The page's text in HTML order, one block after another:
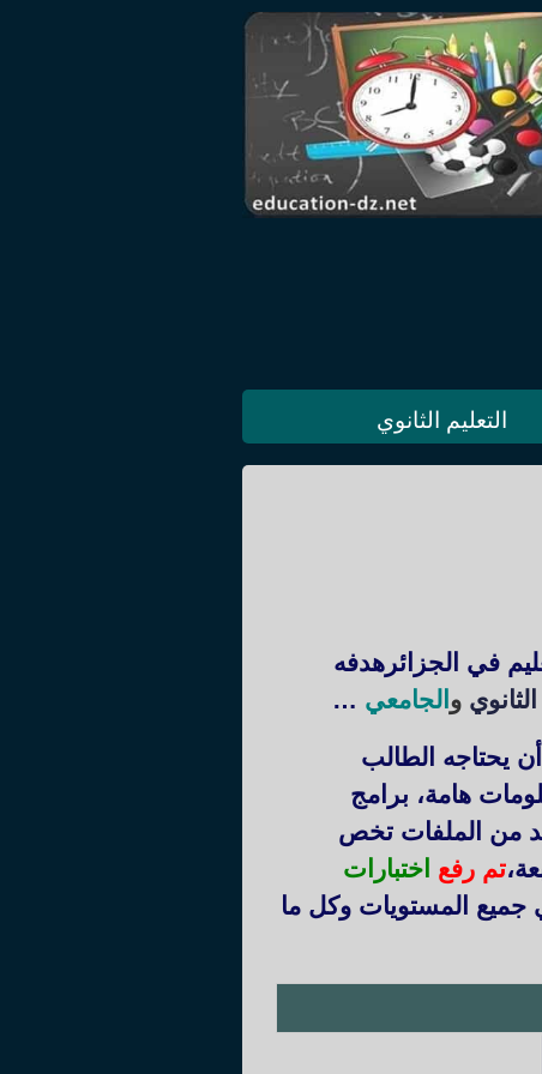
التعليم الثانوي
في الجزائرهدفه
الثانوي و الجامعي …
يحتاجه الطالب
هامة، برامج
من الملفات تخص
،تم رفع اختبارات
جميع المستويات وكل ما